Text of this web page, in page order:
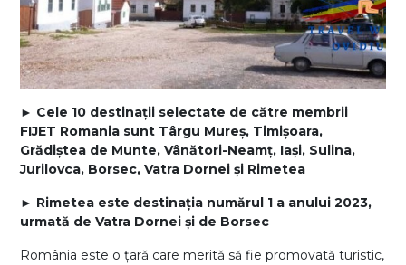
► Cele 10 destinații selectate de către membrii
FIJET Romania sunt Târgu Mureș, Timișoara,
Grădiștea de Munte, Vânători-Neamț, Iași, Sulina,
Jurilovca, Borsec, Vatra Dornei și Rimetea
► Rimetea este destinația numărul 1 a anului 2023,
urmată de Vatra Dornei și de Borsec
România este o țară care merită să fie promovată turistic,